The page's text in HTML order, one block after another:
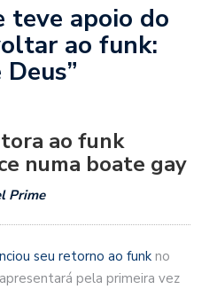
teve apoio do
ao funk:
ao funk
numa boate gay
Prime
seu retorno ao funk no
pela primeira vez